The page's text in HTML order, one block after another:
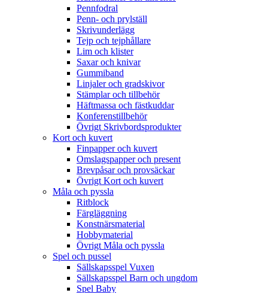
Pennfodral
Penn- och prylställ
Skrivunderlägg
Tejp och tejphållare
Lim och klister
Saxar och knivar
Gummiband
Linjaler och gradskivor
Stämplar och tillbehör
Häftmassa och fästkuddar
Konferenstillbehör
Övrigt Skrivbordsprodukter
Kort och kuvert
Finpapper och kuvert
Omslagspapper och present
Brevpåsar och provsäckar
Övrigt Kort och kuvert
Måla och pyssla
Ritblock
Färgläggning
Konstnärsmaterial
Hobbymaterial
Övrigt Måla och pyssla
Spel och pussel
Sällskapsspel Vuxen
Sällskapsspel Barn och ungdom
Spel Baby